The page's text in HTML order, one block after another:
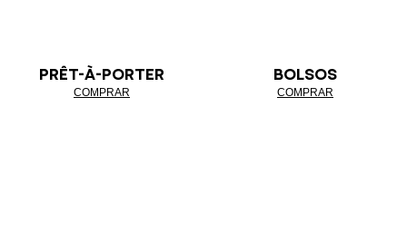
PRÊT-À-PORTER
COMPRAR
BOLSOS
COMPRAR